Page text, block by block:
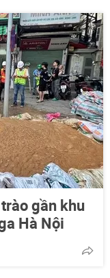
gần khu
Hà Nội